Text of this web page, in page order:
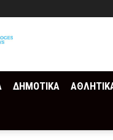
ΔΗΜΟΤΙΚΑ